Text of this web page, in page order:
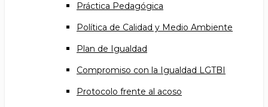
Práctica Pedagógica
Política de Calidad y Medio Ambiente
Plan de Igualdad
Compromiso con la Igualdad LGTBI
Protocolo frente al acoso